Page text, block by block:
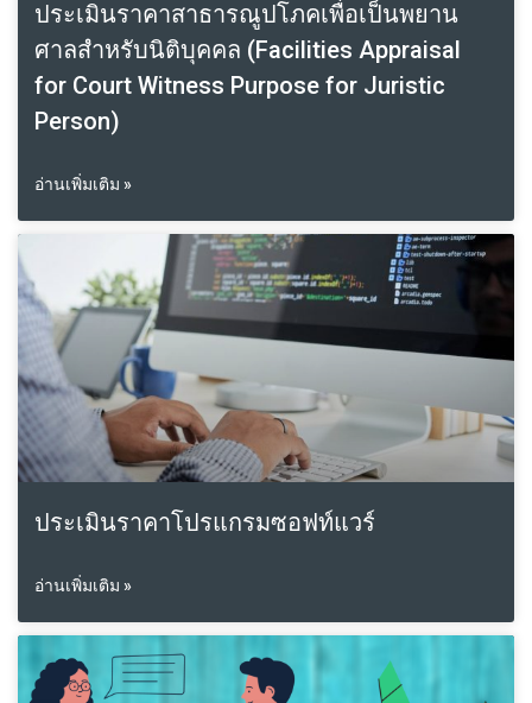
ประเมินราคาสาธารณูปโภคเพื่อเป็นพยาน
ศาลสำหรับนิติบุคคล (Facilities Appraisal
for Court Witness Purpose for Juristic
Person)
อ่านเพิ่มเติม »
ประเมินราคาโปรแกรมซอฟท์แวร์
อ่านเพิ่มเติม »